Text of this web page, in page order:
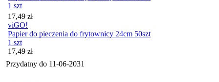
1 szt
Cena
17,49 zł
viGO!
Papier do pieczenia do frytownicy 24cm 50szt
1 szt
Cena
17,49 zł
Przydatny do 11-06-2031